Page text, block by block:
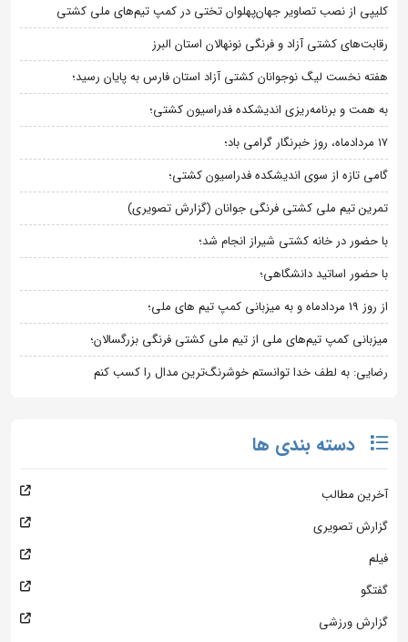
کلیپی از نصب تصاویر جهان‌پهلوان تختی در کمپ تیم‌های ملی کشتی
رقابت‌های کشتی آزاد و فرنگی نونهالان استان البرز
هفته نخست لیگ نوجوانان کشتی آزاد استان فارس به پایان رسید؛
به همت و برنامه‌ریزی اندیشکده فدراسیون کشتی؛
۱۷ مردادماه، روز خبرنگار گرامی باد؛
گامی تازه از سوی اندیشکده فدراسیون کشتی؛
تمرین تیم ملی کشتی فرنگی جوانان (گزارش تصویری)
با حضور در خانه کشتی شیراز انجام شد؛
با حضور اساتید دانشگاهی؛
از روز 19 مردادماه و به میزبانی کمپ تیم های ملی؛
میزبانی کمپ تیم‌های ملی از تیم ملی کشتی فرنگی بزرگسالان؛
رضایی: به لطف خدا توانستم خوشرنگ‌ترین مدال را کسب کنم
دسته بندی ها
آخرین مطالب
گزارش تصویری
فیلم
گفتگو
گزارش ورزشی